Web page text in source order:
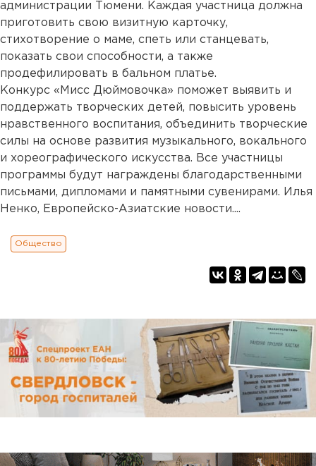
администрации Тюмени. Каждая участница должна
приготовить свою визитную карточку,
стихотворение о маме, спеть или станцевать,
показать свои способности, а также
продефилировать в бальном платье.
Конкурс «Мисс Дюймовочка» поможет выявить и
поддержать творческих детей, повысить уровень
нравственного воспитания, объединить творческие
силы на основе развития музыкального, вокального
и хореографического искусства. Все участницы
программы будут награждены благодарственными
письмами, дипломами и памятными сувенирами. Илья
Ненко, Европейско-Азиатские новости....
Общество